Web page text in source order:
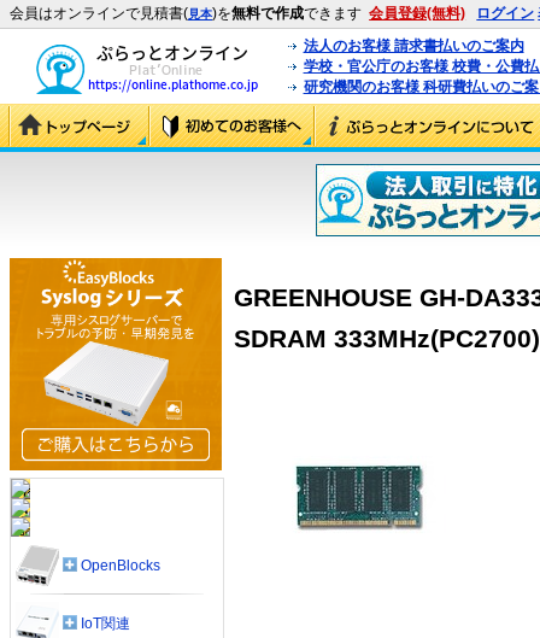
会員はオンラインで見積書(見本)を無料で作成できます 会員登録(無料) ログイン
法人のお客様 請求書払いのご案内
学校・官公庁のお客様 校費・公費
研究機関のお客様 科研費払いのご
GREENHOUSE GH-
SDRAM
OpenBlocks
IoT関連